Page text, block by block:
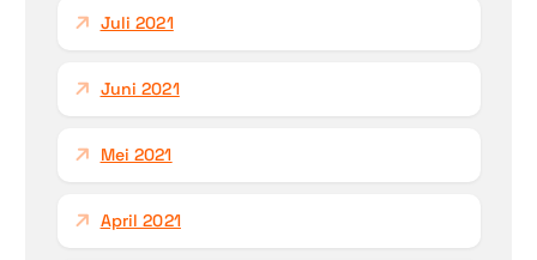
Juli 2021
Juni 2021
Mei 2021
April 2021